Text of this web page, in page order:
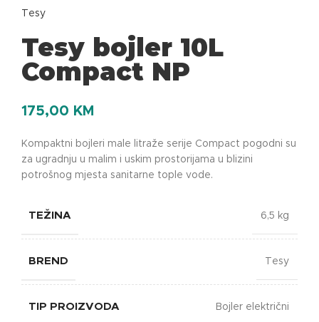
Tesy
Tesy bojler 10L
Compact NP
175,00 KM
Kompaktni bojleri male litraže serije Compact pogodni su
za ugradnju u malim i uskim prostorijama u blizini
potrošnog mjesta sanitarne tople vode.
TEŽINA 6,5 kg
BREND Tesy
TIP PROIZVODA Bojler električni